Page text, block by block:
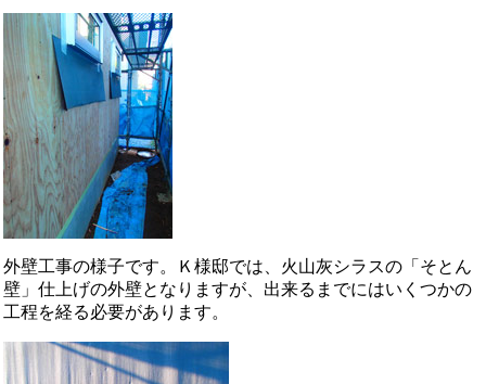
外壁工事の様子です。Ｋ様邸では、火山灰シラスの「そとん
壁」仕上げの外壁となりますが、出来るまでにはいくつかの
工程を経る必要があります。